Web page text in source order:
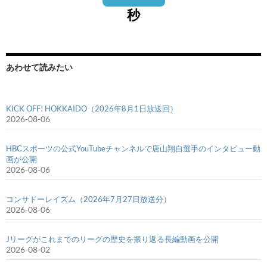
秒
あわせて読みたい
KICK OFF! HOKKAIDO（2026年8月1日放送回）
2026-08-06
HBCスポーツの公式YouTubeチャンネルで唐山翔自選手のインタビュー動
画が公開
2026-08-06
コンサドーレイズム（2026年7月27日放送分）
2026-08-06
Jリーグがこれまでのリーグの歴史を振り返る長編動画を公開
2026-08-02